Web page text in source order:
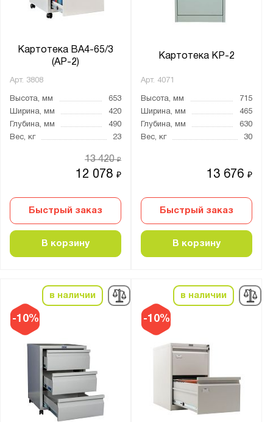
Картотека BA4-65/3
(АР-2)
Арт. 3808
Высота, мм
653
Ширина, мм
420
Глубина, мм
490
Вес, кг
23
12 078₽
13 420₽
Быстрый заказ
В корзину
Картотека KP-2
Арт. 4071
Высота, мм
715
Ширина, мм
465
Глубина, мм
630
Вес, кг
30
13 676₽
Быстрый заказ
В корзину
-10%
в наличии
-10%
в наличии
AFC
КР
Показать Сбросить